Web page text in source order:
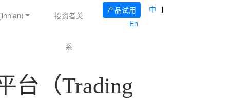
投资者关
系
产品试用
中
En
台（Trading